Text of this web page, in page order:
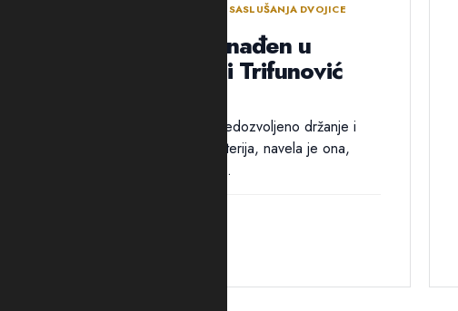
ODLUKA SUDIJE ZA ISTRAGU NAKON SASLUŠANJA DVOJICE
Arsenal oružja pronađen u
“štekovima”: Suić i Trifunović
Pritvor dvojici osumnjičenih za nedozvoljeno držanje i
nošenje oružja i eksplozivnih materija, navela je ona,
određen je zbog opasnosti od...